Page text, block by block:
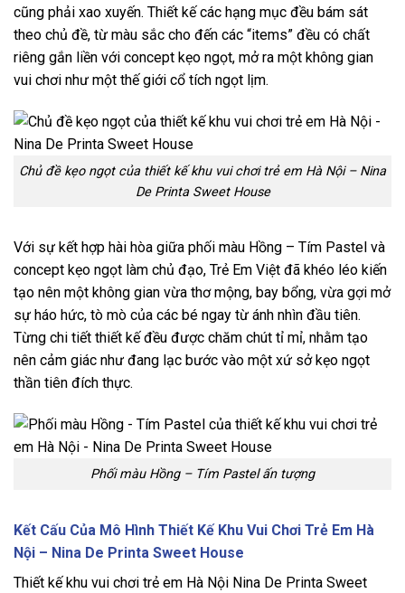
cũng phải xao xuyến. Thiết kế các hạng mục đều bám sát
theo chủ đề, từ màu sắc cho đến các “items” đều có chất
riêng gắn liền với concept kẹo ngọt, mở ra một không gian
vui chơi như một thế giới cổ tích ngọt lịm.
Chủ đề kẹo ngọt của thiết kế khu vui chơi trẻ em Hà Nội – Nina
De Printa Sweet House
Với sự kết hợp hài hòa giữa phối màu Hồng – Tím Pastel và
concept kẹo ngọt làm chủ đạo, Trẻ Em Việt đã khéo léo kiến
tạo nên một không gian vừa thơ mộng, bay bổng, vừa gợi mở
sự háo hức, tò mò của các bé ngay từ ánh nhìn đầu tiên.
Từng chi tiết thiết kế đều được chăm chút tỉ mỉ, nhằm tạo
nên cảm giác như đang lạc bước vào một xứ sở kẹo ngọt
thần tiên đích thực.
Phối màu Hồng – Tím Pastel ấn tượng
Kết Cấu Của Mô Hình Thiết Kế Khu Vui Chơi Trẻ Em Hà
Nội – Nina De Printa Sweet House
Thiết kế khu vui chơi trẻ em Hà Nội Nina De Printa Sweet